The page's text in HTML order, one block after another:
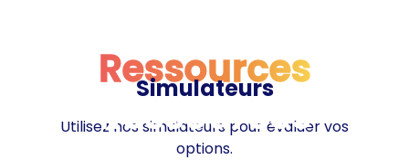
Ressources
Ressources
Simulateurs
Utilisez nos simulateurs pour évaluer vos
options.